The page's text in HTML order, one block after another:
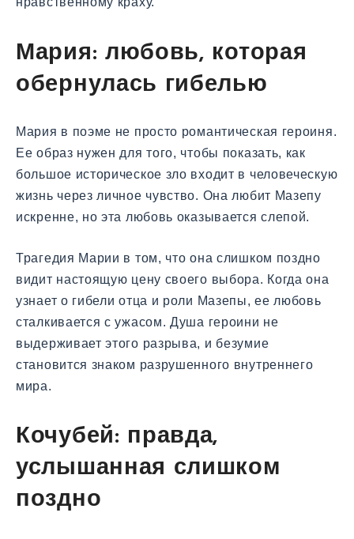
Мария: любовь, которая
обернулась гибелью
Мария в поэме не просто романтическая героиня.
Ее образ нужен для того, чтобы показать, как
большое историческое зло входит в человеческую
жизнь через личное чувство. Она любит Мазепу
искренне, но эта любовь оказывается слепой.
Трагедия Марии в том, что она слишком поздно
видит настоящую цену своего выбора. Когда она
узнает о гибели отца и роли Мазепы, ее любовь
сталкивается с ужасом. Душа героини не
выдерживает этого разрыва, и безумие
становится знаком разрушенного внутреннего
мира.
Кочубей: правда,
услышанная слишком
поздно